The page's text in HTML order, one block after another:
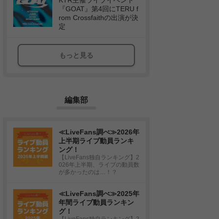
『GOAT』第4回にTERU f
rom Crossfaithの出演が決
定
もっと見る
編集部
≪LiveFans調べ≫2026年
上半期ライブ動員ランキ
ング！
【LiveFans独自ランキング】2
026年上半期、ライブの動員数
が多かったのは…！？
≪LiveFans調べ≫2025年
年間ライブ動員ランキン
グ！